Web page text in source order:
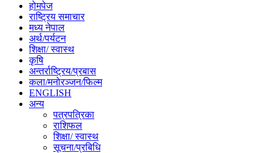
होमपेज
राष्ट्रिय समाचार
मध्य नेपाल
अर्थ/पर्यटन
शिक्षा/ स्वास्थ
कृषि
अन्तर्राष्ट्रिय/प्रबास
कला/मनोरञ्जन/फिल्म
ENGLISH
अन्य
पत्रपत्रिका
राशिफल
शिक्षा/ स्वास्थ
सूचना/प्रबिधि